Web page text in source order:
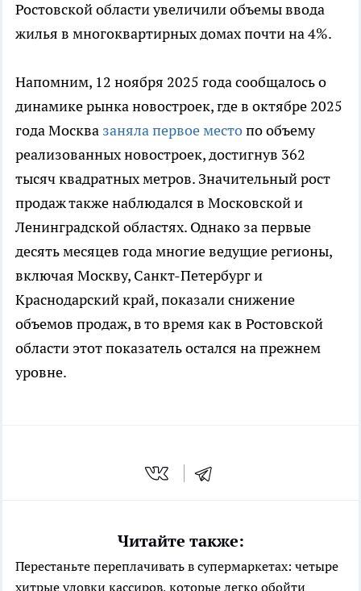
Ростовской области увеличили объемы ввода
жилья в многоквартирных домах почти на 4%.
Напомним, 12 ноября 2025 года сообщалось о
динамике рынка новостроек, где в октябре 2025
года Москва заняла первое местопо объему
реализованных новостроек, достигнув 362
тысяч квадратных метров. Значительный рост
продаж также наблюдался в Московской и
Ленинградской областях. Однако за первые
десять месяцев года многие ведущие регионы,
включая Москву, Санкт-Петербург и
Краснодарский край, показали снижение
объемов продаж, в то время как в Ростовской
области этот показатель остался на прежнем
уровне.
Читайте также:
Перестаньте переплачивать в супермаркетах: четыре
хитрые уловки кассиров, которые легко обойти